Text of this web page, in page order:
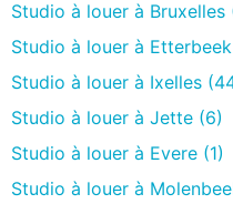
Studio à louer à Bruxelles
Studio à louer à
Studio à louer à Ixelles
Studio à louer à Jette (6)
Studio à louer à Evere (1)
Studio à louer à